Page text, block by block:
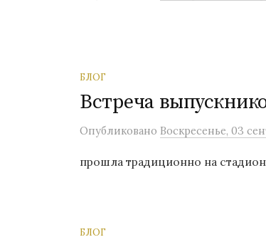
БЛОГ
Встреча
Опубликовано Воскресенье, 03
прошла традиционно на
БЛОГ